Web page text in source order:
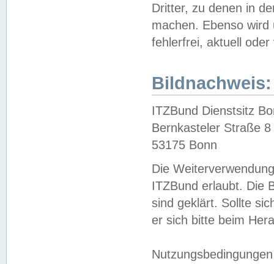
Dritter, zu denen in
machen. Ebenso
fehlerfrei, aktuell oder
Bildnachweis:
ITZBund Dienstsitz
Bernkasteler Straße 8
53175 Bonn
Die
ITZBund erlaubt. Die
sind geklärt. Sollte
er sich bitte beim